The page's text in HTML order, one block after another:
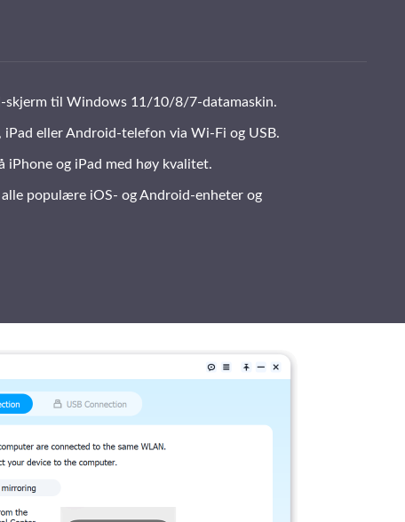
skjerm til Windows 11/10/8/7-datamaskin.
iPad eller Android-telefon via Wi-Fi og USB.
iPhone og iPad med høy kvalitet.
populære iOS- og Android-enheter og